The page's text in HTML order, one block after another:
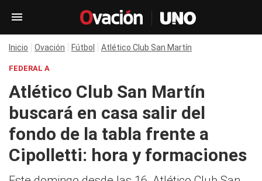
Inicio Ovación Fútbol Atlético Club San Martín
FEDERAL A
Atlético Club San Martín
buscará en casa salir del
fondo de la tabla frente a
Cipolletti: hora y formaciones